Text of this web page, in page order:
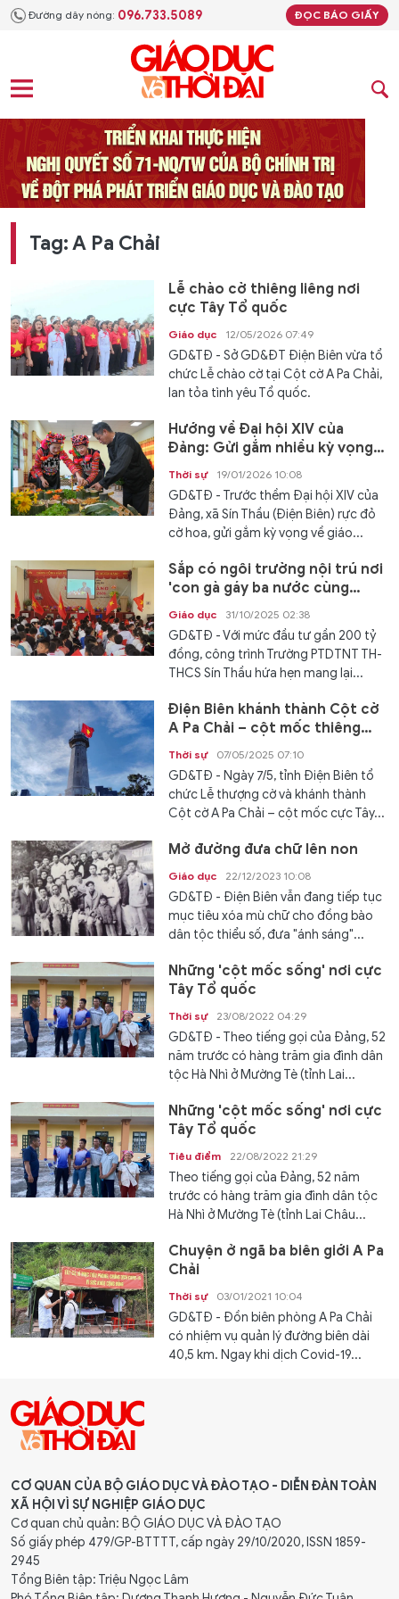
Đường dây nóng: 096.733.5089 ĐỌC BÁO GIẤY
Tag: A Pa Chải
Lễ chào cờ thiêng liêng nơi
cực Tây Tổ quốc
Giáo dục 12/05/2026 07:49
GD&TĐ - Sở GD&ĐT Điện Biên vừa tổ
chức Lễ chào cờ tại Cột cờ A Pa Chải,
lan tỏa tình yêu Tổ quốc.
Hướng về Đại hội XIV của
Đảng: Gửi gắm nhiều kỳ vọng
từ vùng cực Tây Tổ quốc
Thời sự 19/01/2026 10:08
GD&TĐ - Trước thềm Đại hội XIV của
Đảng, xã Sín Thầu (Điện Biên) rực đỏ
cờ hoa, gửi gắm kỳ vọng về giáo...
Sắp có ngôi trường nội trú nơi
'con gà gáy ba nước cùng
nghe'
Giáo dục 31/10/2025 02:38
GD&TĐ - Với mức đầu tư gần 200 tỷ
đồng, công trình Trường PTDTNT TH-
THCS Sín Thầu hứa hẹn mang lại...
Điện Biên khánh thành Cột cờ
A Pa Chải – cột mốc thiêng
liêng của Tổ quốc
Thời sự 07/05/2025 07:10
GD&TĐ - Ngày 7/5, tỉnh Điện Biên tổ
chức Lễ thượng cờ và khánh thành
Cột cờ A Pa Chải – cột mốc cực Tây...
Mở đường đưa chữ lên non
Giáo dục 22/12/2023 10:08
GD&TĐ - Điện Biên vẫn đang tiếp tục
mục tiêu xóa mù chữ cho đồng bào
dân tộc thiểu số, đưa "ánh sáng"...
Những 'cột mốc sống' nơi cực
Tây Tổ quốc
Thời sự 23/08/2022 04:29
GD&TĐ - Theo tiếng gọi của Đảng, 52
năm trước có hàng trăm gia đình dân
tộc Hà Nhì ở Mường Tè (tỉnh Lai...
Những 'cột mốc sống' nơi cực
Tây Tổ quốc
Tiêu điểm 22/08/2022 21:29
Theo tiếng gọi của Đảng, 52 năm
trước có hàng trăm gia đình dân tộc
Hà Nhì ở Mường Tè (tỉnh Lai Châu...
Chuyện ở ngã ba biên giới A Pa
Chải
Thời sự 03/01/2021 10:04
GD&TĐ - Đồn biên phòng A Pa Chải
có nhiệm vụ quản lý đường biên dài
40,5 km. Ngay khi dịch Covid-19...
CƠ QUAN CỦA BỘ GIÁO DỤC VÀ ĐÀO TẠO - DIỄN ĐÀN TOÀN
XÃ HỘI VÌ SỰ NGHIỆP GIÁO DỤC
Cơ quan chủ quản: BỘ GIÁO DỤC VÀ ĐÀO TẠO
Số giấy phép 479/GP-BTTTT, cấp ngày 29/10/2020, ISSN 1859-
2945
Tổng Biên tập: Triệu Ngọc Lâm